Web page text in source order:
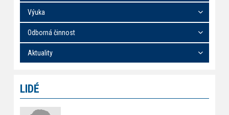
Výuka
Odborná činnost
Aktuality
LIDÉ